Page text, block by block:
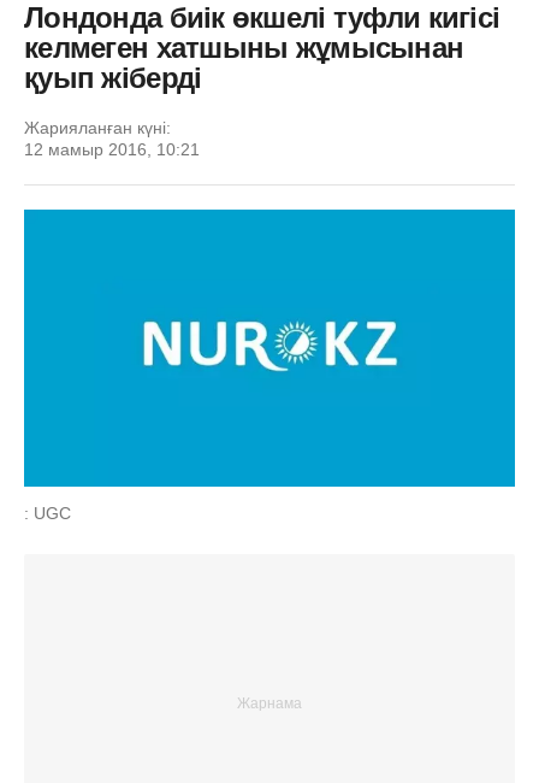
Лондонда биік өкшелі туфли кигісі
келмеген хатшыны жұмысынан
қуып жіберді
Жарияланған күні:
12 мамыр 2016, 10:21
: UGC